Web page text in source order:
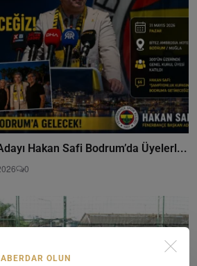
Hakan Safi Bodrum’da Üyelerl...
0
OLUN